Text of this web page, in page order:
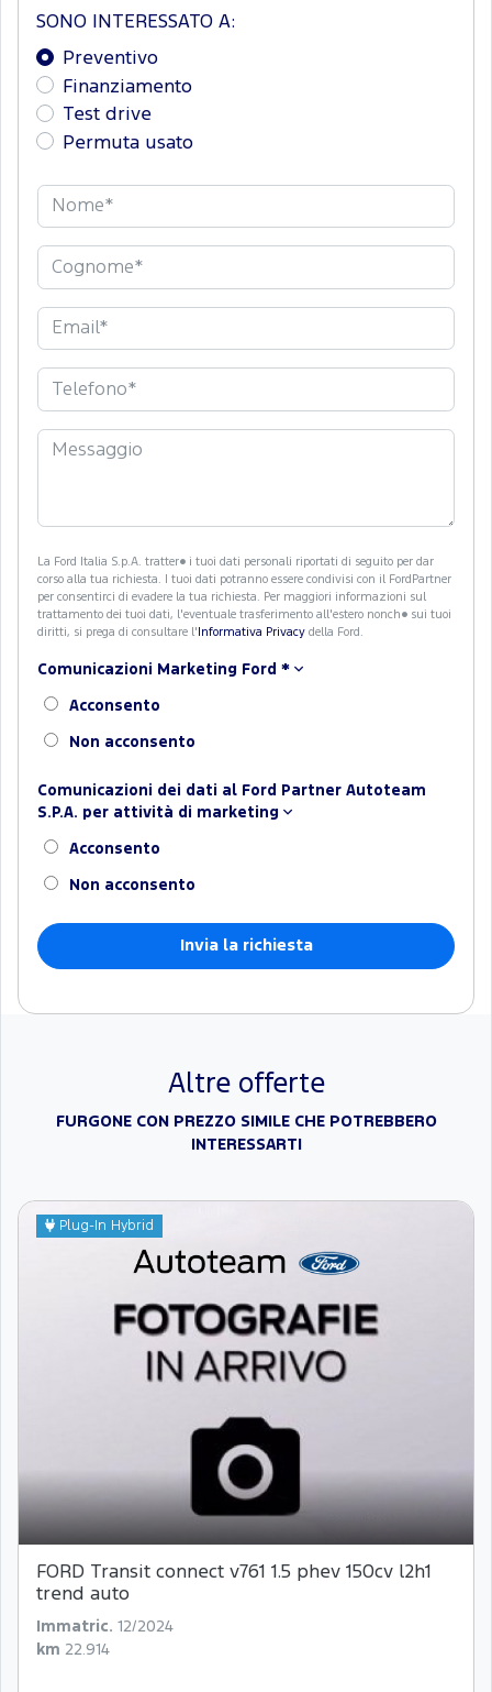
SONO INTERESSATO A:
Preventivo
Finanziamento
Test drive
Permuta usato
La Ford Italia S.p.A. tratter� i tuoi dati personali riportati di seguito per dar
corso alla tua richiesta. I tuoi dati potranno essere condivisi con il FordPartner
per consentirci di evadere la tua richiesta. Per maggiori informazioni sul
trattamento dei tuoi dati, l'eventuale trasferimento all'estero nonch� sui tuoi
diritti, si prega di consultare l' Informativa Privacy della Ford.
Comunicazioni Marketing Ford *
Acconsento
Non acconsento
Comunicazioni dei dati al Ford Partner Autoteam
S.P.A. per attività di marketing
Acconsento
Non acconsento
Altre offerte
FURGONE CON PREZZO SIMILE CHE POTREBBERO
INTERESSARTI
Plug-In Hybrid
FORD Transit connect v761 1.5 phev 150cv l2h1
trend auto
Immatric. 12/2024
km 22.914